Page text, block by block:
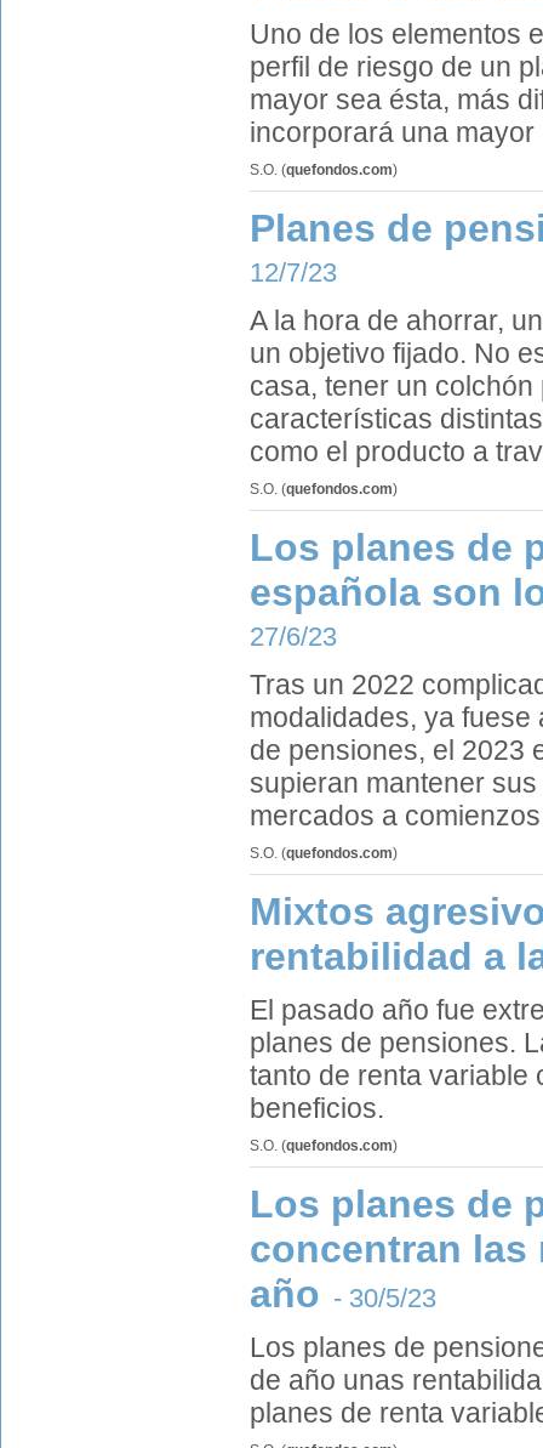
Uno de los elementos
perfil de riesgo de un
mayor sea ésta, más
incorporará una
S.O. (quefondos.com)
Planes de
12/7/23
A la hora de ahorrar,
un objetivo fijado. No
casa, tener un
características
como el producto a
S.O. (quefondos.com)
Los planes de
española son
27/6/23
Tras un 2022
modalidades, ya
de pensiones, el 2023
supieran mantener
mercados a
S.O. (quefondos.com)
Mixtos
rentabilidad a
El pasado año fue
planes de pensiones.
tanto de renta variable
beneficios.
S.O. (quefondos.com)
Los planes de
concentran las
año - 30/5/23
Los planes de
de año unas
planes de renta